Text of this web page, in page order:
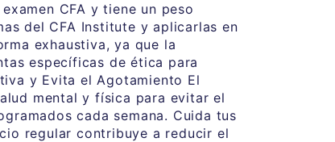
CFA y tiene un peso
del CFA Institute y aplicarlas en
exhaustiva, ya que la
específicas de ética para
y Evita el Agotamiento El
mental y física para evitar el
cada semana. Cuida tus
regular contribuye a reducir el